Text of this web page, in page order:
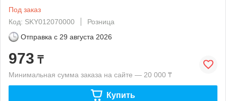
Под заказ
Код: SKY012070000
Розница
Отправка с 29 августа 2026
973 ₸
Минимальная сумма заказа на сайте — 20 000 ₸
Купить